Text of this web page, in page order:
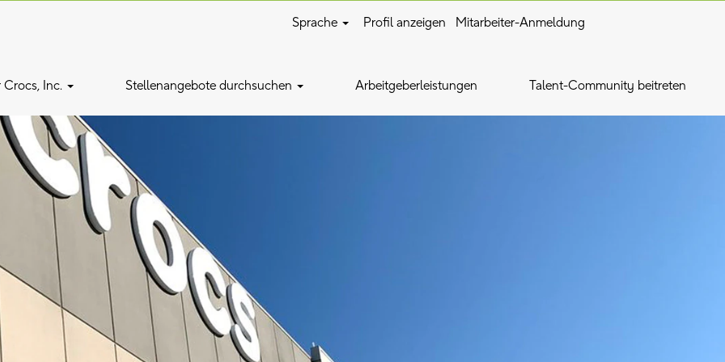
Sprache Profil anzeigen Mitarbeiter-Anmeldung
Crocs, Inc. Stellenangebote durchsuchen Arbeitgeberleistungen Talent-Community beitreten